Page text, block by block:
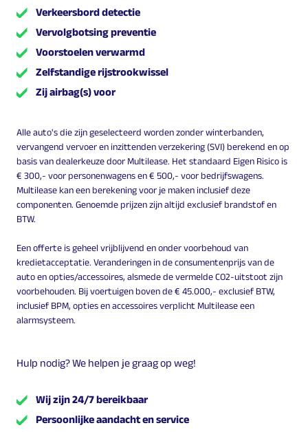
Verkeersbord detectie
Vervolgbotsing preventie
Voorstoelen verwarmd
Zelfstandige rijstrookwissel
Zij airbag(s) voor
Alle auto's die zijn geselecteerd worden zonder winterbanden,
vervangend vervoer en inzittenden verzekering (SVI) berekend en op
basis van dealerkeuze door Multilease. Het standaard Eigen Risico is
€ 300,- voor personenwagens en € 500,- voor bedrijfswagens.
Multilease kan een berekening voor je maken inclusief deze
componenten. Genoemde prijzen zijn altijd exclusief brandstof en
BTW.
Een offerte is geheel vrijblijvend en onder voorbehoud van
kredietacceptatie. Veranderingen in de consumentenprijs van de
auto en opties/accessoires, alsmede de vermelde CO2-uitstoot zijn
voorbehouden. Bij voertuigen boven de € 45.000,- exclusief BTW,
inclusief BPM, opties en accessoires verplicht Multilease een
alarmsysteem.
Hulp nodig? We helpen je graag op weg!
Wij zijn 24/7 bereikbaar
Persoonlijke aandacht en service